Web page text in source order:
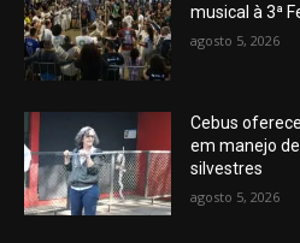
musical à 3ª
agosto 5, 2026
Cebus
em manejo
silvestres
agosto 5, 2026